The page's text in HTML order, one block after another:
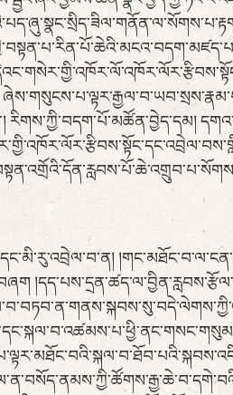
རིགས་ཀྱི་བདག་པོ་མཚོན་བྱེད་དམ།